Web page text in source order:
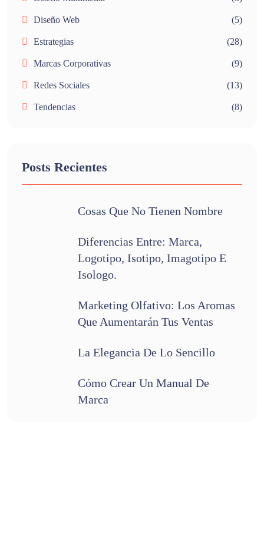
Diseño Web (5)
Estrategias (28)
Marcas Corporativas (9)
Redes Sociales (13)
Tendencias (8)
Posts Recientes
Cosas Que No Tienen Nombre
Diferencias Entre: Marca,
Logotipo, Isotipo, Imagotipo E
Isologo.
Marketing Olfativo: Los Aromas
Que Aumentarán Tus Ventas
La Elegancia De Lo Sencillo
Cómo Crear Un Manual De
Marca